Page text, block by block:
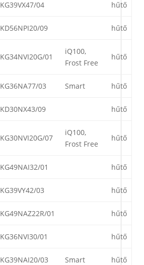
KG39VX47/04 hűtő
KD56NPI20/09 hűtő
KG34NVI20G/01
iQ100,
Frost Free
hűtő
KG36NA77/03 Smart hűtő
KD30NX43/09 hűtő
KG30NVI20G/07
iQ100,
Frost Free
hűtő
KG49NAI32/01 hűtő
KG39VY42/03 hűtő
KG49NAZ22R/01 hűtő
KG36NVI30/01 hűtő
KG39NAI20/03 Smart hűtő